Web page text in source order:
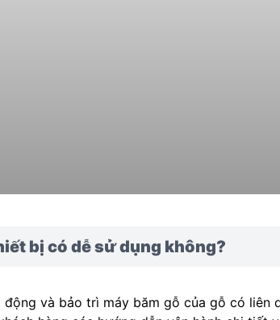
bị có dễ sử dụng không?
động và bảo trì máy băm gỗ của gỗ có liên